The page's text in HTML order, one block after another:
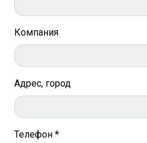
Компания
Адрес, город
Телефон *